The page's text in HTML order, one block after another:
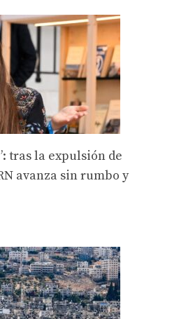
tras la expulsión de
avanza sin rumbo y